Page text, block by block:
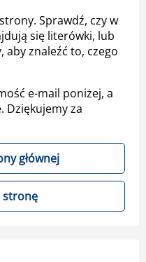
Sprawdź, czy w
się literówki, lub
aby znaleźć to, czego
e-mail poniżej, a
Dziękujemy za
głównej
stronę